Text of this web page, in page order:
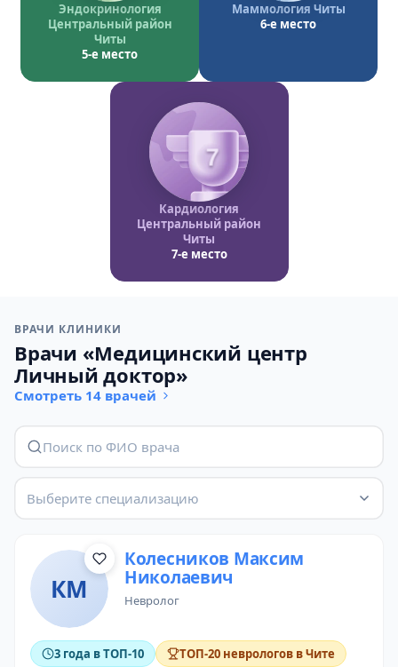
Эндокринология
Центральный район
Читы
5-е место
Маммология Читы
6-е место
7
Кардиология
Центральный район
Читы
7-е место
ВРАЧИ КЛИНИКИ
Врачи «Медицинский центр
Личный доктор»
Смотреть 14 врачей
Выберите специализацию
КМ
Колесников Максим
Николаевич
невролог
3 года в ТОП-10 ТОП-20 неврологов в Чите